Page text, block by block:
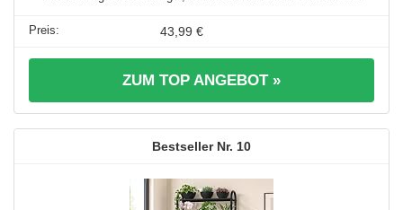
43,99 €
ZUM TOP ANGEBOT »
10